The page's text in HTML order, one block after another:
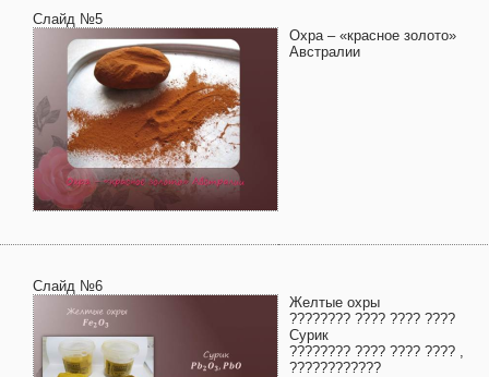
Слайд №5
Охра – «красное золото»
Австралии
Слайд №6
Желтые охры
???????? ???? ???? ????
Сурик
???????? ???? ???? ???? ,
????????????